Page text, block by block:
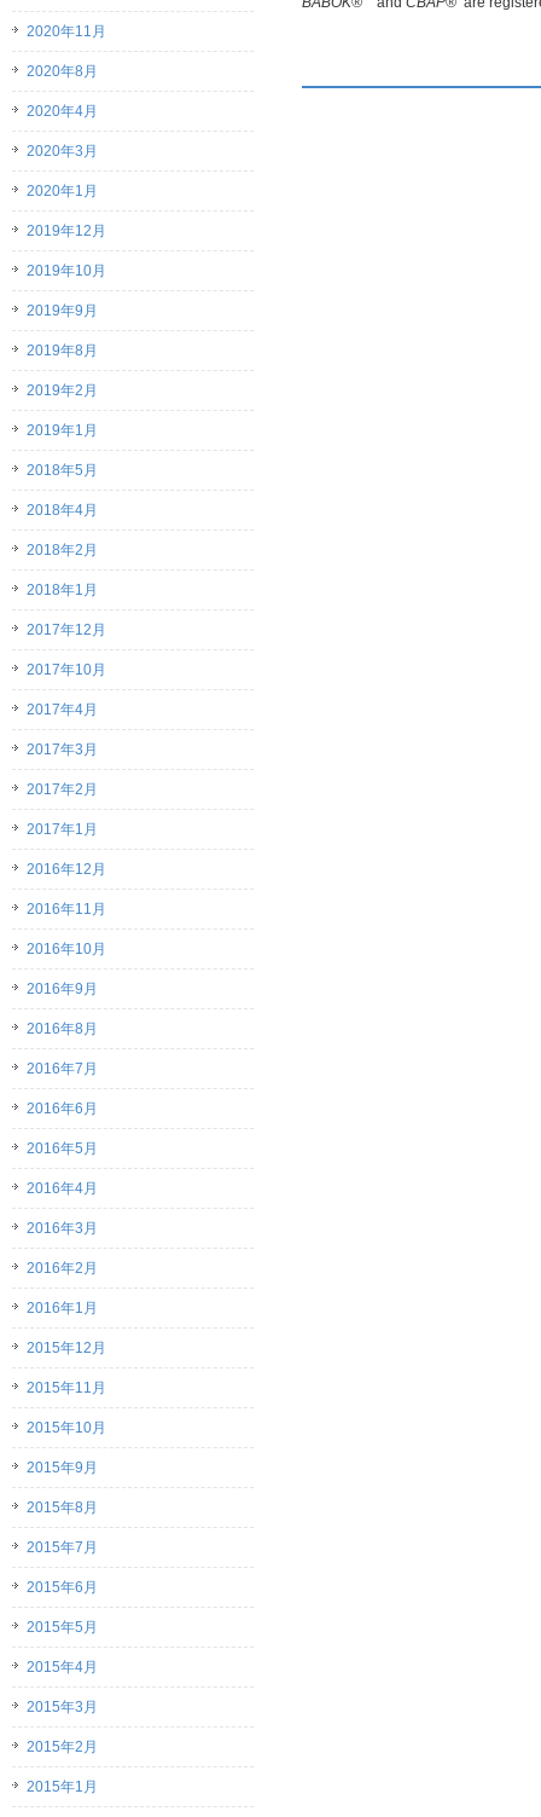
2020年11月
2020年8月
2020年4月
2020年3月
2020年1月
2019年12月
2019年10月
2019年9月
2019年8月
2019年2月
2019年1月
2018年5月
2018年4月
2018年2月
2018年1月
2017年12月
2017年10月
2017年4月
2017年3月
2017年2月
2017年1月
2016年12月
2016年11月
2016年10月
2016年9月
2016年8月
2016年7月
2016年6月
2016年5月
2016年4月
2016年3月
2016年2月
2016年1月
2015年12月
2015年11月
2015年10月
2015年9月
2015年8月
2015年7月
2015年6月
2015年5月
2015年4月
2015年3月
2015年2月
2015年1月